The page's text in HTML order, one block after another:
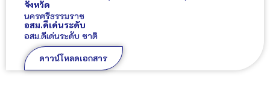
จังหวัด
นครศรีธรรมราช
อสม.ดีเด่นระดับ
อสม.ดีเด่นระดับ ชาติ
ดาวน์โหลดเอกสาร